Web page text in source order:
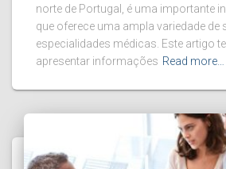
norte de Portugal, é uma importante
que oferece uma ampla variedade de
especialidades médicas. Este artigo
apresentar informações Read more…